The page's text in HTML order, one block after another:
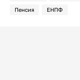
Пенсия ЕНПФ